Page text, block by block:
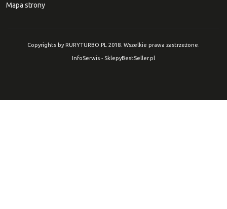
Mapa strony
Copyrights by RURYTURBO.PL 2018. Wszelkie prawa zastrzeżone.
InfoSerwis - SklepyBestSeller.pl